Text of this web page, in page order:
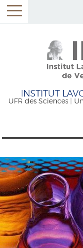
INSTITUT
UFR des Sciences |